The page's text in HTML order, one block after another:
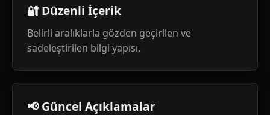
🔐 Düzenli İçerik
Belirli aralıklarla gözden geçirilen ve
sadeleştirilen bilgi yapısı.
📢 Güncel Açıklamalar